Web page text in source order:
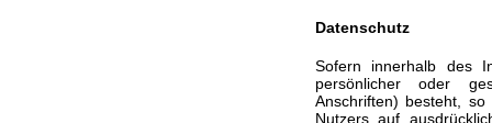
Datenschutz
Sofern innerhalb des
persönlicher oder
Anschriften) besteht,
Nutzers auf